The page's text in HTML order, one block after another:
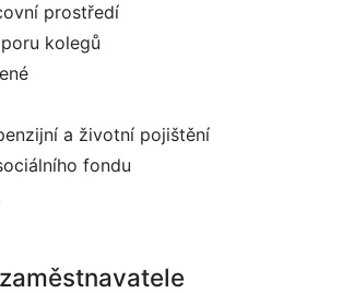
prostředí
kolegů
a životní pojištění
fondu